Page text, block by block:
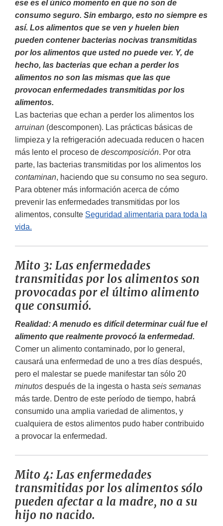
ese es el único momento en que no son de
consumo seguro. Sin embargo, esto no siempre es
así. Los alimentos que se ven y huelen bien
pueden contener bacterias nocivas transmitidas
por los alimentos que usted no puede ver. Y, de
hecho, las bacterias que echan a perder los
alimentos no son las mismas que las que
provocan enfermedades transmitidas por los
alimentos.
Las bacterias que echan a perder los alimentos los
arruinan (descomponen). Las prácticas básicas de
limpieza y la refrigeración adecuada reducen o hacen
más lento el proceso de descomposición. Por otra
parte, las bacterias transmitidas por los alimentos los
contaminan, haciendo que su consumo no sea seguro.
Para obtener más información acerca de cómo
prevenir las enfermedades transmitidas por los
alimentos, consulte Seguridad alimentaria para toda la
vida.
Mito 3: Las enfermedades
transmitidas por los alimentos son
provocadas por el último alimento
que consumió.
Realidad: A menudo es difícil determinar cuál fue el
alimento que realmente provocó la enfermedad.
Comer un alimento contaminado, por lo general,
causará una enfermedad de uno a tres días después,
pero el malestar se puede manifestar tan sólo 20
minutos después de la ingesta o hasta seis semanas
más tarde. Dentro de este período de tiempo, habrá
consumido una amplia variedad de alimentos, y
cualquiera de estos alimentos pudo haber contribuido
a provocar la enfermedad.
Mito 4: Las enfermedades
transmitidas por los alimentos sólo
pueden afectar a la madre, no a su
hijo no nacido.